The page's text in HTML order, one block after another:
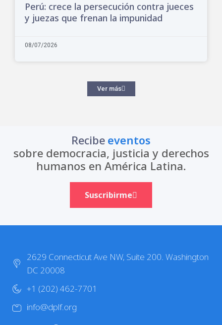
Perú: crece la persecución contra jueces
y juezas que frenan la impunidad
08/07/2026
Ver más
Recibe eventos
sobre democracia, justicia y derechos
humanos en América Latina.
Suscribirme
2629 Connecticut Ave NW, Suite 200. Washington
DC 20008
+1 (202) 462-7701
info@dplf.org